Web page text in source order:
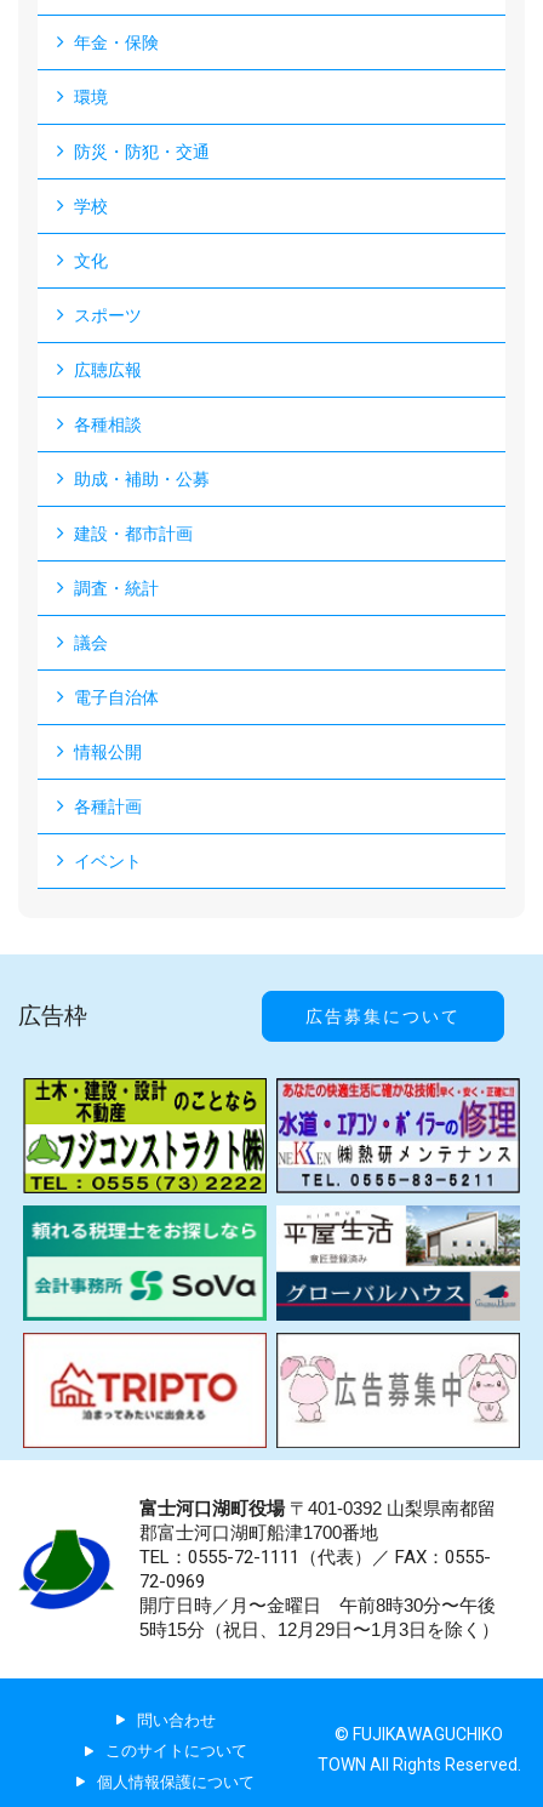
年金・保険
環境
防災・防犯・交通
学校
文化
スポーツ
広聴広報
各種相談
助成・補助・公募
建設・都市計画
調査・統計
議会
電子自治体
情報公開
各種計画
イベント
広告枠 広告募集について
富士河口湖町役場〒401-0392 山梨県南都留
郡富士河口湖町船津1700番地
TEL：0555-72-1111 （代表）／ FAX：0555-
72-0969
開庁日時／月〜金曜日 午前8時30分〜午後
5時15分（祝日、12月29日〜1月3日を除く）
問い合わせ
このサイトについて
個人情報保護について
© FUJIKAWAGUCHIKO
TOWN All Rights Reserved.